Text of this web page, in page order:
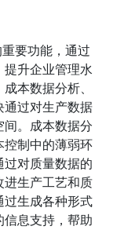
要功能，通过
升企业管理水
本数据分析、
通过对生产数据
。成本数据分
制中的薄弱环
对质量数据的
生产工艺和质
生成各种形式
息支持，帮助